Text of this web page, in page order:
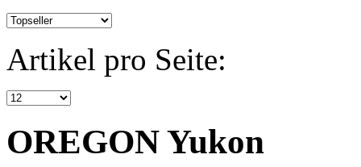
Artikel pro Seite:
OREGON Yukon